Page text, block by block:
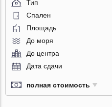
Тип
Спален
Площадь
До моря
До центра
Дата сдачи
полная стоимость